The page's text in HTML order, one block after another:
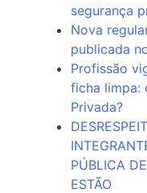
segurança
Nova
publicada
Profissão
ficha limpa:
Privada?
PÚBLICA
ESTÃO